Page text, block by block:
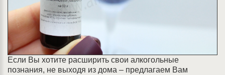
Если Вы хотите расширить свои алкогольные
познания, не выходя из дома – предлагаем Вам